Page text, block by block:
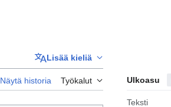
Lisää kieliä
Näytä historia Työkalut Ulkoasu
Teksti